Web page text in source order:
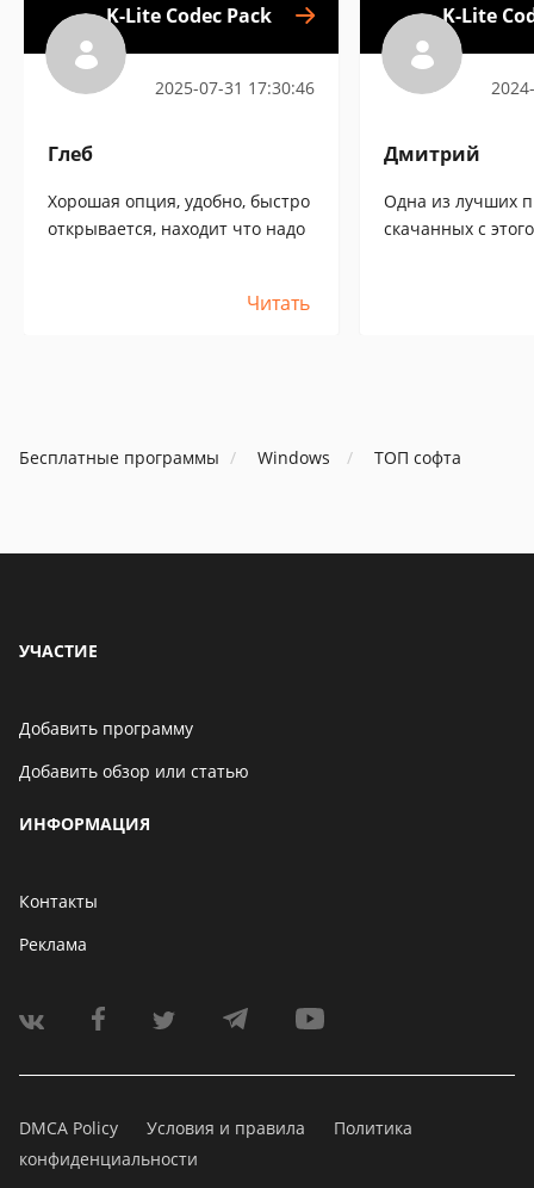
K-Lite Codec Pack
2025-07-31 17:30:46
Глеб
Хорошая опция, удобно, быстро
открывается, находит что надо
Читать
K-Lite
Дмитрий
Одна из лучших
скачанных с
Бесплатные программы Windows ТОП софта
УЧАСТИЕ
Добавить программу
Добавить обзор или статью
ИНФОРМАЦИЯ
Контакты
Реклама
DMCA Policy Условия и правила
Политика
конфиденциальности